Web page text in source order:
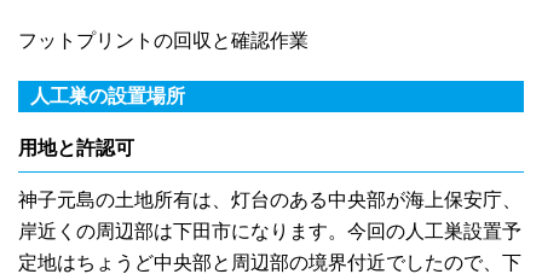
フットプリントの回収と確認作業
人工巣の設置場所
用地と許認可
神子元島の土地所有は、灯台のある中央部が海上保安庁、
岸近くの周辺部は下田市になります。今回の人工巣設置予
定地はちょうど中央部と周辺部の境界付近でしたので、下